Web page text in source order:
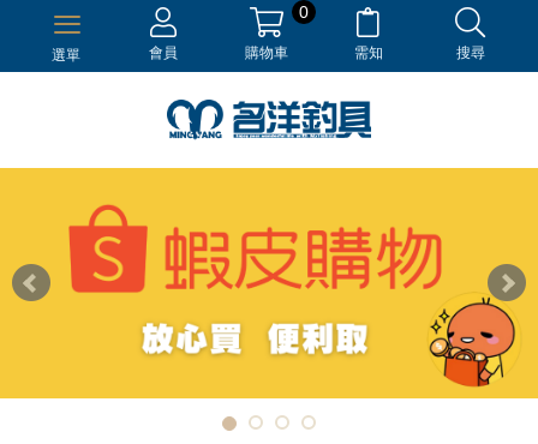
選單 會員 購物車
0
需知 搜尋